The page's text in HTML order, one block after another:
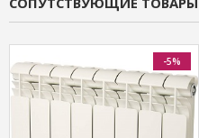
-5%